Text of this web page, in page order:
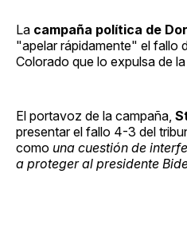
La campaña política de
"apelar rápidamente" el fallo
Colorado que lo expulsa de
El portavoz de la campaña,
presentar el fallo 4-3 del
como una cuestión de
a proteger al presidente